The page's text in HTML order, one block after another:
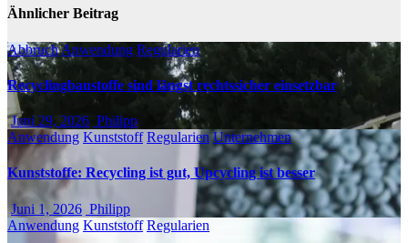
Ähnlicher Beitrag
AbbruchAnwendung Regularien
Recyclingbaustoffe sind längst rechtssicher einsetzbar
Juni 29, 2026 Philipp
Anwendung Kunststoff Regularien Unternehmen
Kunststoffe: Recycling ist gut, Upcycling ist besser
Juni 1, 2026 Philipp
Anwendung Kunststoff Regularien